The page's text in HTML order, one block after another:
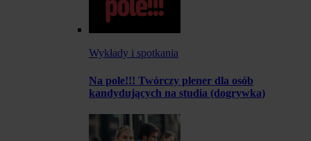
Wykłady i spotkania
Na pole!!! Twórczy plener dla osób
kandydujących na studia (dogrywka)